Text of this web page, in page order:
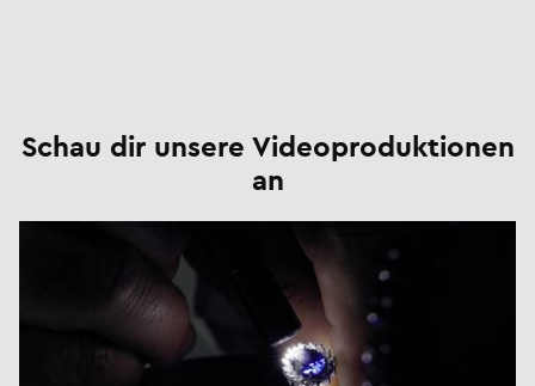
Schau dir unsere Videoproduktionen
an